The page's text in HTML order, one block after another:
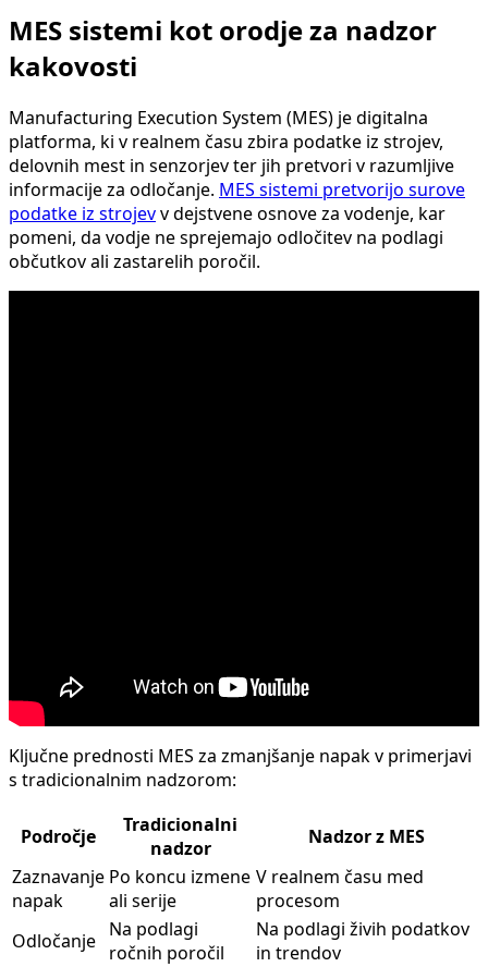
MES sistemi kot orodje za nadzor
kakovosti
Manufacturing Execution System (MES) je digitalna
platforma, ki v realnem času zbira podatke iz strojev,
delovnih mest in senzorjev ter jih pretvori v razumljive
informacije za odločanje. MES sistemi pretvorijo surove
podatke iz strojevv dejstvene osnove za vodenje, kar
pomeni, da vodje ne sprejemajo odločitev na podlagi
občutkov ali zastarelih poročil.
Ključne prednosti MES za zmanjšanje napak v primerjavi
s tradicionalnim nadzorom:
Področje
Tradicionalni
nadzor
Nadzor z MES
Zaznavanje
napak
Po koncu izmene
ali serije
V realnem času med
procesom
Odločanje Na podlagi
ročnih poročil
Na podlagi živih podatkov
in trendov